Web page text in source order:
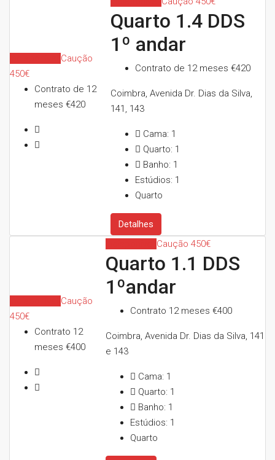
Caução
450€
Contrato de 12
meses €420
Quarto 1.4 DDS
1º andar
Contrato de 12 meses€420
Coimbra, Avenida Dr. Dias da Silva,
141, 143
Cama: 1
Quarto: 1
Banho: 1
Estúdios: 1
Quarto
Detalhes
Caução
450€
Contrato 12
meses €400
Caução 450€
Quarto 1.1 DDS
1ºandar
Contrato 12 meses€400
Coimbra, Avenida Dr. Dias da Silva, 141
e 143
Cama: 1
Quarto: 1
Banho: 1
Estúdios: 1
Quarto